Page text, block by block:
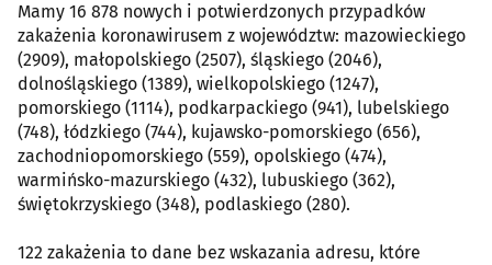
Mamy 16 878 nowych i potwierdzonych przypadków
zakażenia koronawirusem z województw: mazowieckiego
(2909), małopolskiego (2507), śląskiego (2046),
dolnośląskiego (1389), wielkopolskiego (1247),
pomorskiego (1114), podkarpackiego (941), lubelskiego
(748), łódzkiego (744), kujawsko-pomorskiego (656),
zachodniopomorskiego (559), opolskiego (474),
warmińsko-mazurskiego (432), lubuskiego (362),
świętokrzyskiego (348), podlaskiego (280).
122 zakażenia to dane bez wskazania adresu, które